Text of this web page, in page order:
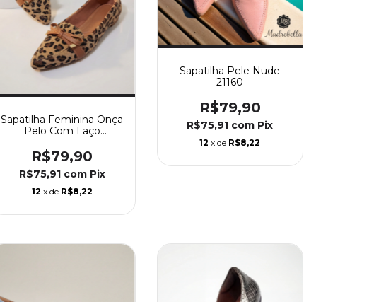
Sapatilha Feminina Onça
Pelo Com Laço
R$79,90
R$75,91 com Pix
12 x de R$8,22
Sapatilha Pele Nude
21160
R$79,90
R$75,91 com Pix
12 x de R$8,22